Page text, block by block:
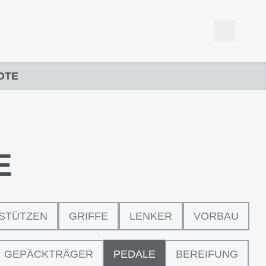
GRIFFE LENKER VORBAU
GEPÄCKTRÄGER PEDALE BEREIFUNG